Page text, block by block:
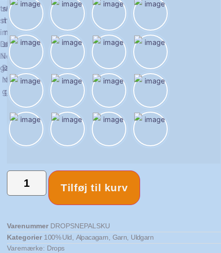
Tilføj til kurv
Varenummer DROPSNEPALSKU
Kategorier 100% Uld Alpacagarn Garn Uldgarn
Varemærke: Drops